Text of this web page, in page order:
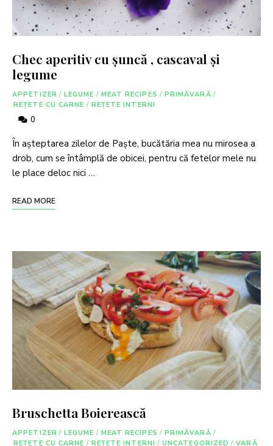
Chec aperitiv cu șuncă , cascaval și
legume
APPETIZER / LEGUME / MEAT RECIPES / PRIMĂVARĂ /
REȚETE CU CARNE / REȚETE INTERNI
0
În așteptarea zilelor de Paște, bucătăria mea nu mirosea a
drob, cum se întâmplă de obicei, pentru că fetelor mele nu
le place deloc nici …
READ MORE
Bruschetta Boierească
APPETIZER / LEGUME / MEAT RECIPES / PRIMĂVARĂ /
REȚETE CU CARNE / REȚETE INTERNI / UNCATEGORIZED / VARĂ